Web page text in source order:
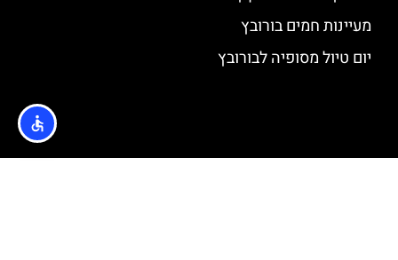
מעיינות חמים בורובץ
יום טיול מסופיה לבורובץ